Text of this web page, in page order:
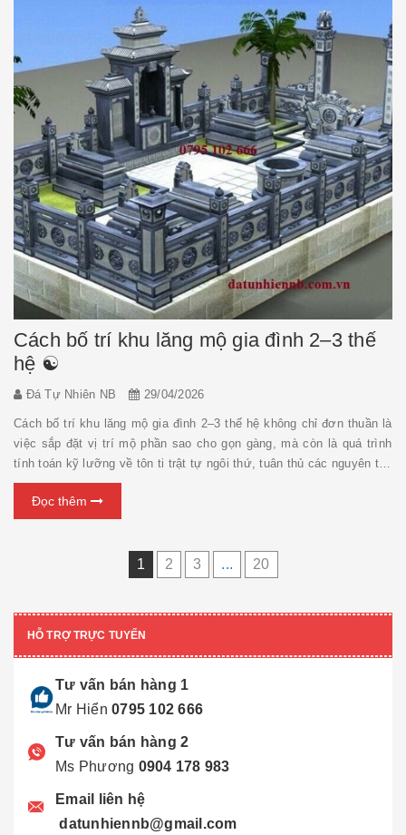
Cách bố trí khu lăng mộ gia đình 2–3 thế
hệ ☯️
Đá Tự Nhiên NB 29/04/2026
Cách bố trí khu lăng mộ gia đình 2–3 thế hệ không chỉ đơn thuần là
việc sắp đặt vị trí mộ phần sao cho gọn gàng, mà còn là quá trình
tính toán kỹ lưỡng về tôn ti trật tự ngôi thứ, tuân thủ các nguyên tắc
phong thủy và định hướng lâu dài cho các thế hệ sau này. Một cách
bố trí hợp lý sẽ giúp ...
Đọc thêm
1 2 3 ... 20
HỖ TRỢ TRỰC TUYẾN
Tư vấn bán hàng 1
Mr Hiển 0795 102 666
Tư vấn bán hàng 2
Ms Phương 0904 178 983
Email liên hệ
datunhiennb@gmail.com